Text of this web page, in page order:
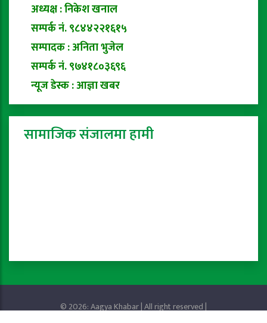
अध्यक्ष : निकेश खनाल
सम्पर्क नं. ९८४४२२१६१५
सम्पादक : अनिता भुजेल
सम्पर्क नं. ९७४१८०३६९६
न्यूज डेस्क : आज्ञा खबर
सामाजिक संजालमा हामी
© 2026: Aagya Khabar | All right reserved |